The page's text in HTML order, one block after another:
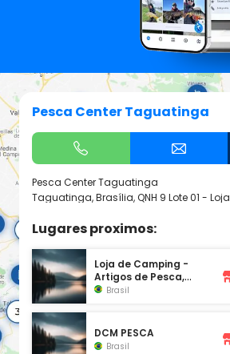
Pesca Center Taguatinga
Pesca Center Taguatinga
Taguatinga, Brasília, QNH 9 Lote 01 - Loja
Lugares proximos:
Loja de Camping -
Artigos de Pesca,
Camping e Lazer
Brasil
DCM PESCA
Brasil